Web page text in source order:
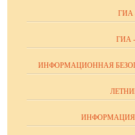
ГИА
ГИА -
ИНФОРМАЦИОННАЯ
ИНФОРМАЦИЯ